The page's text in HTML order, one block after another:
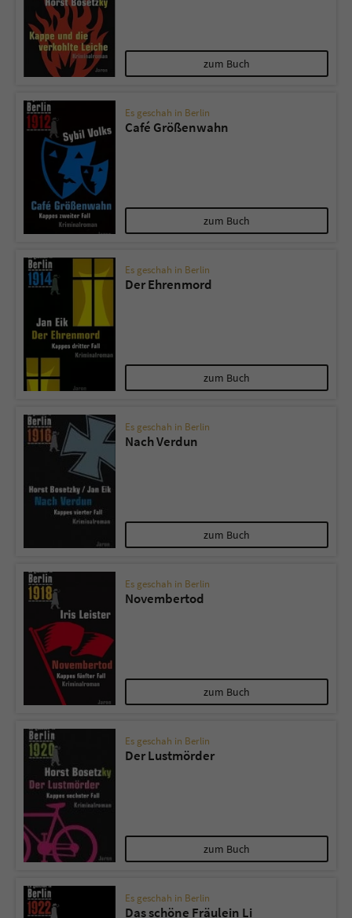
zum Buch
Es geschah in Berlin
Café Größenwahn
zum Buch
Es geschah in Berlin
Der Ehrenmord
zum Buch
Es geschah in Berlin
Nach Verdun
zum Buch
Es geschah in Berlin
Novembertod
zum Buch
Es geschah in Berlin
Der Lustmörder
zum Buch
Es geschah in Berlin
Das schöne Fräulein Li